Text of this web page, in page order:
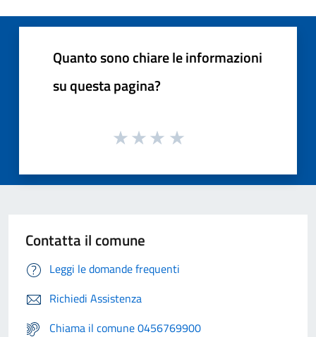
Quanto sono chiare le informazioni
su questa pagina?
Contatta il comune
Leggi le domande frequenti
Richiedi Assistenza
Chiama il comune 0456769900